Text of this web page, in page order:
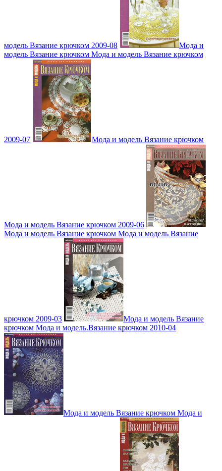
модель Вязание крючком 2009-08
Мода и
модель Вязание крючком Мода и модель Вязание крючком
2009-07 Мода и модель Вязание крючком
Мода и модель Вязание крючком 2009-06
Мода и модель Вязание крючком Мода и модель Вязание
крючком 2009-03
Мода и модель Вязание
крючком Мода и модель.Вязание крючком 2010-04
Мода и модель Вязание крючком Мода и